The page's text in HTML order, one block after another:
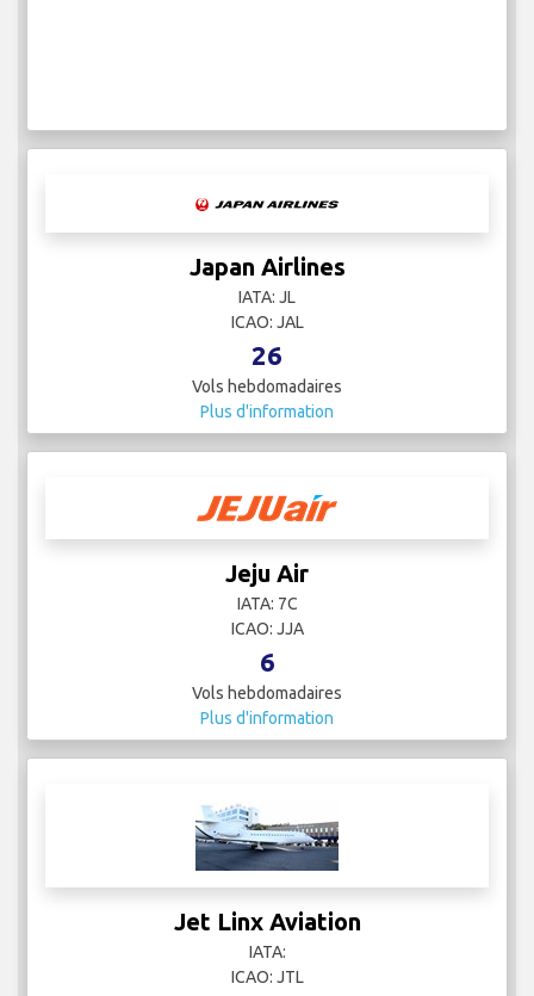
Japan Airlines
IATA: JL
ICAO: JAL
26
Vols hebdomadaires
Plus d'information
Jeju Air
IATA: 7C
ICAO: JJA
6
Vols hebdomadaires
Plus d'information
Jet Linx Aviation
IATA:
ICAO: JTL